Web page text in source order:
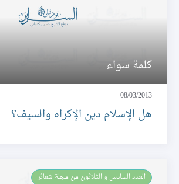
كلمة سواء
08/03/2013
هل الإسلام دين الإكراه والسيف؟
العـدد السادس و الثلاثون من مجلة شعائر